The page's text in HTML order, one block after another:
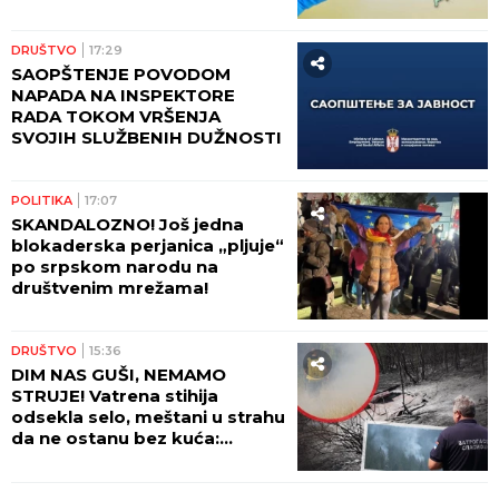
DRUŠTVO 17:29
SAOPŠTENJE POVODOM
NAPADA NA INSPEKTORE
RADA TOKOM VRŠENJA
SVOJIH SLUŽBENIH DUŽNOSTI
POLITIKA 17:07
SKANDALOZNO! Još jedna
blokaderska perjanica „pljuje“
po srpskom narodu na
društvenim mrežama!
DRUŠTVO 15:36
DIM NAS GUŠI, NEMAMO
STRUJE! Vatrena stihija
odsekla selo, meštani u strahu
da ne ostanu bez kuća: